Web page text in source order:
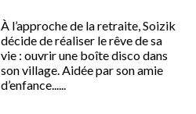
À l’approche de la retraite, Soizik
décide de réaliser le rêve de sa
vie : ouvrir une boîte disco dans
son village. Aidée par son amie
d’enfance......